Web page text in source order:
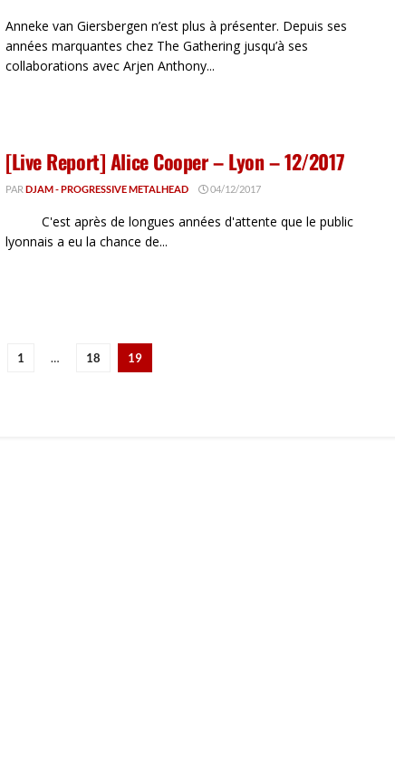
Anneke van Giersbergen n’est plus à présenter. Depuis ses
années marquantes chez The Gathering jusqu’à ses
collaborations avec Arjen Anthony...
[Live Report] Alice Cooper – Lyon – 12/2017
PAR DJAM - PROGRESSIVE METALHEAD 04/12/2017
C'est après de longues années d'attente que le public
lyonnais a eu la chance de...
1 … 18 19